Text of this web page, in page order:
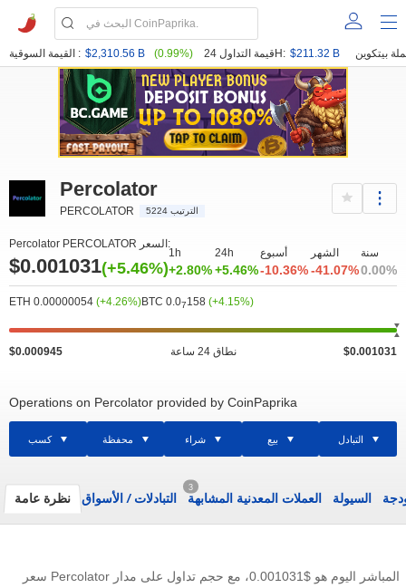
القيمة السوقية : $2,310.56 B (0.99%) قيمة التداول 24H: $211.32 B
Percolator
PERCOLATOR الترتيب 5224
Percolator PERCOLATOR السعر:
$0.001031(+5.46%)
1h
+2.80%
24h
+5.46%
أسبوع
-10.36%
الشهر
-41.07%
سنة
0.00%
ETH 0.00000054 (+4.26%)BTC 0.07158 (+4.15%)
$0.000945 نطاق 24 ساعة $0.001031
Operations on Percolator provided by CoinPaprika
كسب محفظة شراء بيع التبادل
نظرة عامة التبادلات/ الأسواق
3
العملات المعدنية المشابهة السيولة
سعر Percolator المباشر اليوم هو $0.001031
، مع حجم تداول على مدار